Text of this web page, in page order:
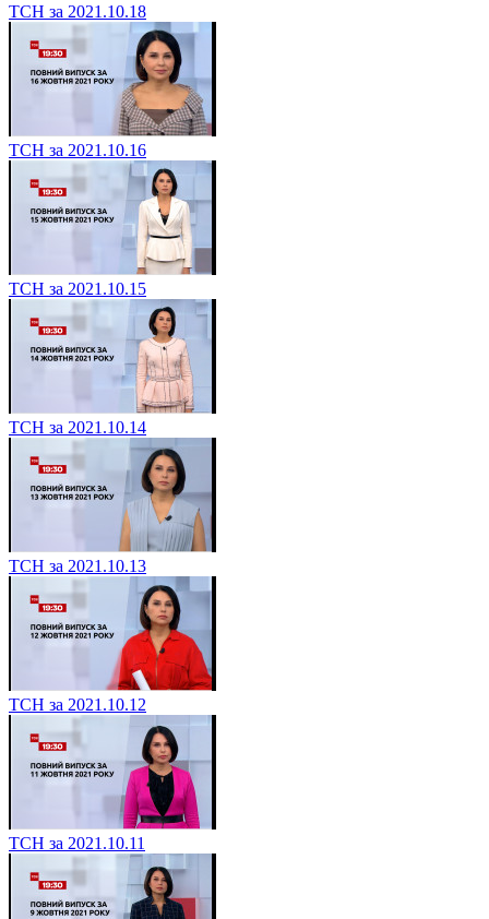
ТСН за 2021.10.18
ТСН за 2021.10.16
ТСН за 2021.10.15
ТСН за 2021.10.14
ТСН за 2021.10.13
ТСН за 2021.10.12
ТСН за 2021.10.11